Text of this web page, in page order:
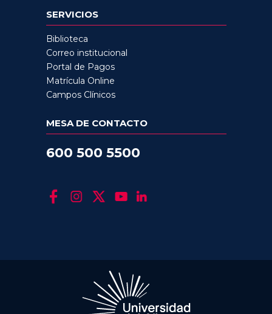
SERVICIOS
Biblioteca
Correo institucional
Portal de Pagos
Matrícula Online
Campos Clínicos
MESA DE CONTACTO
600 500 5500